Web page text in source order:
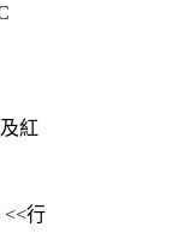
紅
<<行